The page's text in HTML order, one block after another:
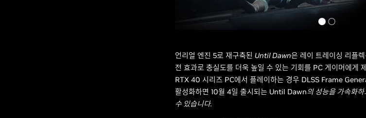
언리얼 엔진 5로 재구축된 Until Dawn은 레이 트레이싱 리플
전 효과로 충실도를 더욱 높일 수 있는 기회를 PC 게이머에게
RTX 40 시리즈 PC에서 플레이하는 경우 DLSS Frame
활성화하면 10월 4일 출시되는 Until Dawn의 성능을 가속화
수 있습니다.